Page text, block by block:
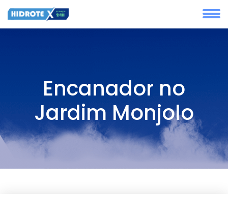
Encanador no
Jardim Monjolo